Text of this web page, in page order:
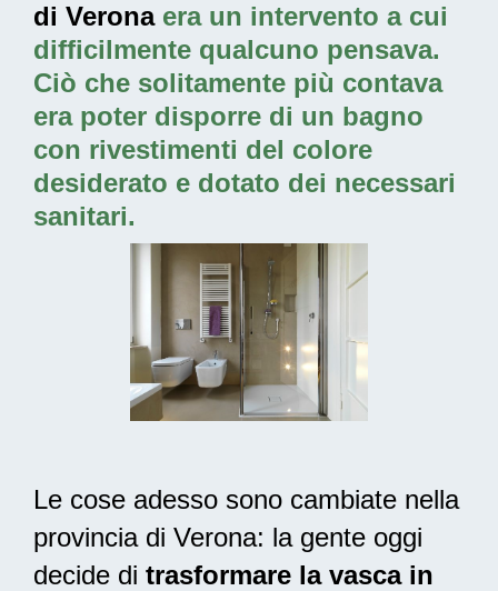
di Veronaera un intervento a cui
difficilmente qualcuno pensava.
Ciò che solitamente più contava
era poter disporre di un bagno
con rivestimenti del colore
desiderato e dotato dei necessari
sanitari.
Le cose adesso sono cambiate nella
provincia di Verona: la gente oggi
decide di trasformare la vasca in